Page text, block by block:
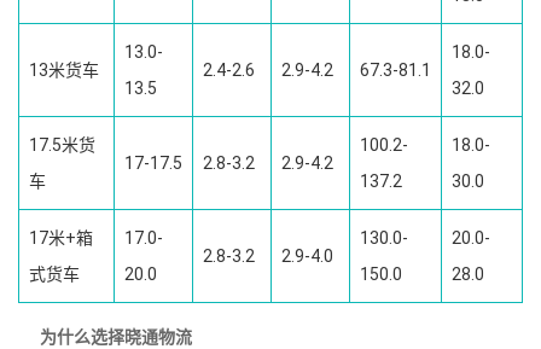
13米货车
13.0-
13.5
2.4-2.6 2.9-4.2 67.3-81.1
18.0-
32.0
17.5米货
车
17-17.5 2.8-3.2 2.9-4.2
100.2-
137.2
18.0-
30.0
17米+箱
式货车
17.0-
20.0
2.8-3.2 2.9-4.0
130.0-
150.0
20.0-
28.0
为什么选择晓通物流